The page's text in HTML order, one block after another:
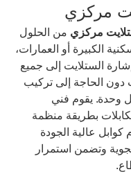
مركزي
مركزي من الحلول
الكبيرة أو العمارات،
الستلايت إلى جميع
دون الحاجة إلى تركيب
وحدة. يقوم فني
بطريقة منظمة
كوابل عالية الجودة
وتضمن استمرار